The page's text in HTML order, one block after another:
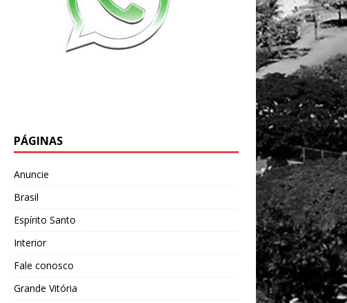
PÁGINAS
Anuncie
Brasil
Espírito Santo
Interior
Fale conosco
Grande Vitória